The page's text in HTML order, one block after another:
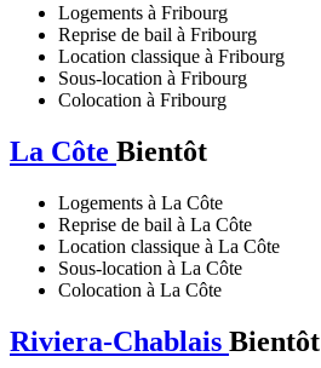
Logements à Fribourg
Reprise de bail à Fribourg
Location classique à Fribourg
Sous-location à Fribourg
Colocation à Fribourg
La Côte Bientôt
Logements à La Côte
Reprise de bail à La Côte
Location classique à La Côte
Sous-location à La Côte
Colocation à La Côte
Riviera-Chablais Bientôt